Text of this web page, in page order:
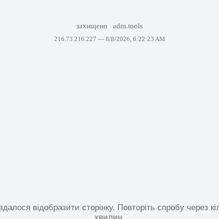
захищено adm.tools
216.73.216.227 — 8/8/2026, 6:22:23 AM
відобразити сторінку. Повторіть спробу через